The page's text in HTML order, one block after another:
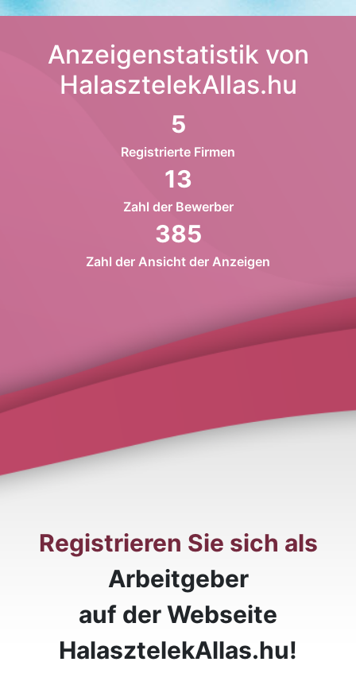
Anzeigenstatistik von
HalasztelekAllas.hu
5
Registrierte Firmen
13
Zahl der Bewerber
385
Zahl der Ansicht der Anzeigen
Registrieren Sie sich als
Arbeitgeber
auf der Webseite
HalasztelekAllas.hu!